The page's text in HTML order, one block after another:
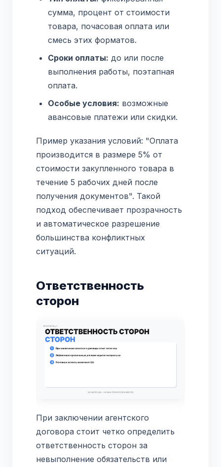
сумма, процент от стоимости
товара, почасовая оплата или
смесь этих форматов.
Сроки оплаты: до или после
выполнения работы, поэтапная
оплата.
Особые условия: возможные
авансовые платежи или скидки.
Пример указания условий: "Оплата
производится в размере 5% от
стоимости закупленного товара в
течение 5 рабочих дней после
получения документов". Такой
подход обеспечивает прозрачность
и автоматическое разрешение
большинства конфликтных
ситуаций.
Ответственность
сторон
При заключении агентского
договора стоит четко определить
ответственность сторон за
невыполнение обязательств или